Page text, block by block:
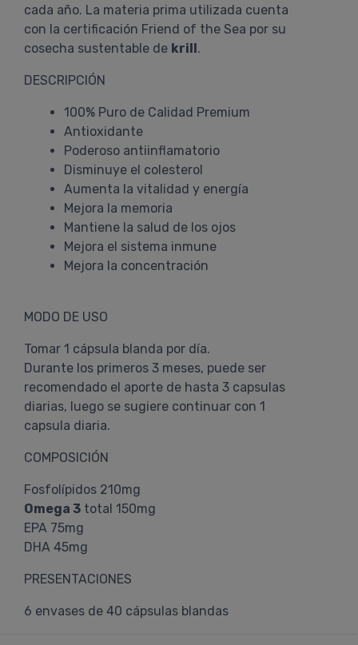
cada año. La materia prima utilizada cuenta
con la certificación Friend of the Sea por su
cosecha sustentable de krill.
DESCRIPCIÓN
100% Puro de Calidad Premium
Antioxidante
Poderoso antiinflamatorio
Disminuye el colesterol
Aumenta la vitalidad y energía
Mejora la memoria
Mantiene la salud de los ojos
Mejora el sistema inmune
Mejora la concentración
MODO DE USO
Tomar 1 cápsula blanda por día.
Durante los primeros 3 meses, puede ser
recomendado el aporte de hasta 3 capsulas
diarias, luego se sugiere continuar con 1
capsula diaria.
COMPOSICIÓN
Fosfolípidos 210mg
Omega 3 total 150mg
EPA 75mg
DHA 45mg
PRESENTACIONES
6 envases de 40 cápsulas blandas